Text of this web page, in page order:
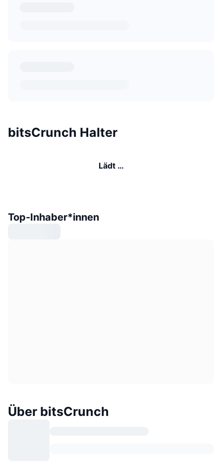
bitsCrunch Halter
Lädt …
Top-Inhaber*innen
Über bitsCrunch